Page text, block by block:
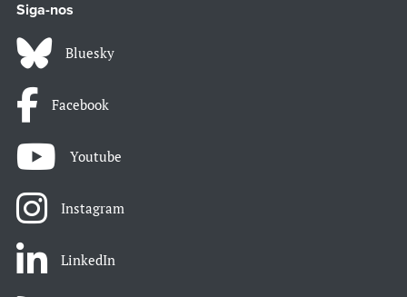
Siga-nos
Bluesky
Facebook
Youtube
Instagram
LinkedIn